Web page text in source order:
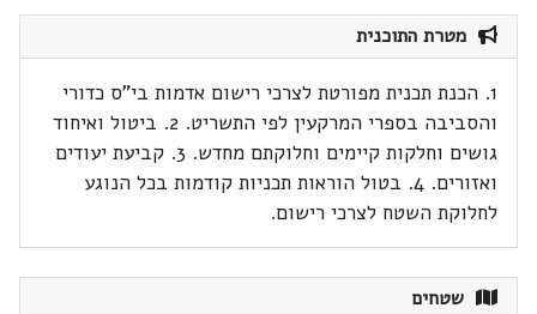
מטרת התוכנית
1. הכנת תכנית מפורטת לצרכי רישום אדמות בי"ס כדורי
והסביבה בספרי המרקעין לפי התשריט. 2. ביטול ואיחוד
גושים וחלקות קיימים וחלוקתם מחדש. 3. קביעת יעודים
ואזורים. 4. בטול הוראות תכניות קודמות בכל הנוגע
לחלוקת השטח לצרכי רישום.
שטחים